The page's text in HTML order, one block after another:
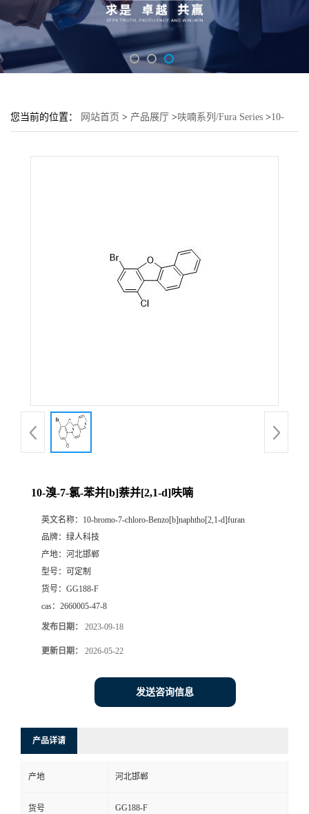
您当前的位置： 网站首页 > 产品展厅 >呋喃系列/Fura Series >10-
10-溴-7-氯-苯并[b]萘并[2,1-d]呋喃
英文名称： 10-bromo-7-chloro-Benzo[b]naphtho[2,1-d]furan
品牌： 绿人科技
产地： 河北邯郸
型号：
可定制
货号： GG188-F
cas： 2660005-47-8
发布日期： 2023-09-18
更新日期： 2026-05-22
发送咨询信息
产品详请
产地 河北邯郸
货号 GG188-F